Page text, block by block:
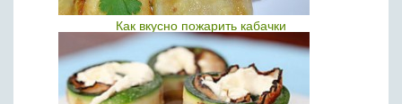
Как вкусно пожарить кабачки